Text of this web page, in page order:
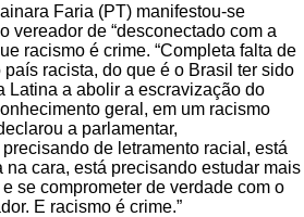
Faria (PT) manifestou-se
vereador de “desconectado com a
racismo é crime. “Completa falta de
racista, do que é o Brasil ter sido
Latina a abolir a escravização do
geral, em um racismo
a parlamentar,
de letramento racial, está
na cara, está precisando estudar mais
se comprometer de verdade com o
E racismo é crime.”